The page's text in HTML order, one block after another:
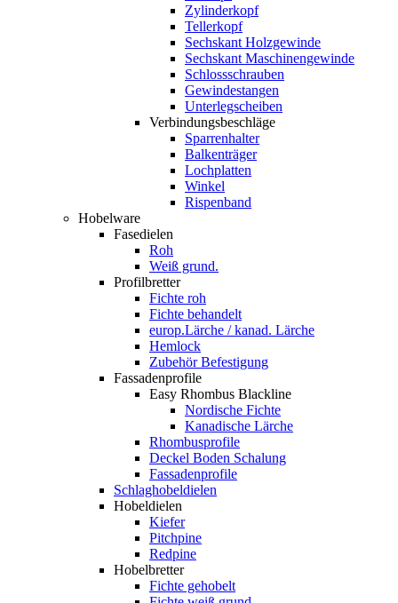
Zylinderkopf
Tellerkopf
Sechskant Holzgewinde
Sechskant Maschinengewinde
Schlossschrauben
Gewindestangen
Unterlegscheiben
Verbindungsbeschläge
Sparrenhalter
Balkenträger
Lochplatten
Winkel
Rispenband
Hobelware
Fasedielen
Roh
Weiß grund.
Profilbretter
Fichte roh
Fichte behandelt
europ.Lärche / kanad. Lärche
Hemlock
Zubehör Befestigung
Fassadenprofile
Easy Rhombus Blackline
Nordische Fichte
Kanadische Lärche
Rhombusprofile
Deckel Boden Schalung
Fassadenprofile
Schlaghobeldielen
Hobeldielen
Kiefer
Pitchpine
Redpine
Hobelbretter
Fichte gehobelt